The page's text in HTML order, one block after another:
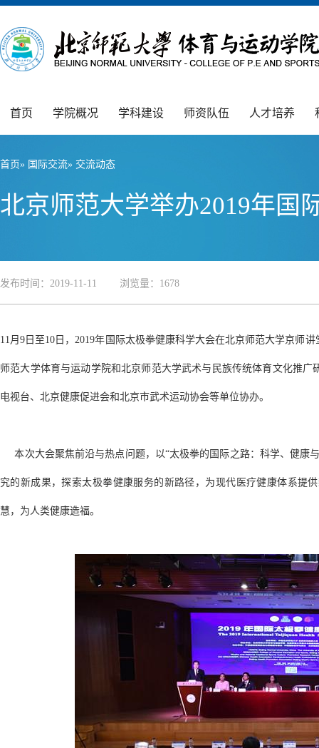
首页 学院概况 学科建设 师资队伍 人才培养
首页» 国际交流» 交流动态
北京师范大学举办2019年国
发布时间：2019-11-11 浏览量： 1678
11月9日至10日，2019年国际太极拳健康科学大会在北京师范大学京师
师范大学体育与运动学院和北京师范大学武术与民族传统体育文化推
电视台、北京健康促进会和北京市武术运动协会等单位协办。
本次大会聚焦前沿与热点问题，以“太极拳的国际之路：科学、健康
究的新成果，探索太极拳健康服务的新路径，为现代医疗健康体系提
慧，为人类健康造福。